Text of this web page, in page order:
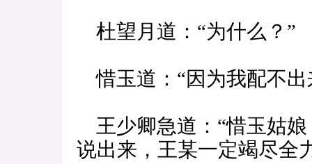
杜望月道：“为什么？”
惜玉道：“因为我配不出
王少卿急道：“惜玉姑
说出来，王某一定竭尽全